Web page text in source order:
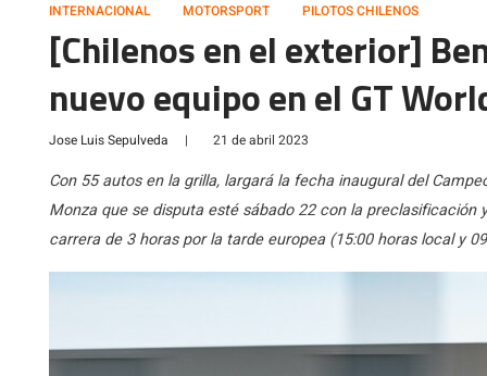
INTERNACIONAL MOTORSPORT PILOTOS CHILENOS
[Chilenos en el exterior]
nuevo equipo en el GT
Jose Luis Sepulveda | 21 de abril 2023
Con 55 autos en la grilla, largará la fecha inaugural del
Monza que se disputa esté sábado 22 con la
carrera de 3 horas por la tarde europea (15:00 horas local y